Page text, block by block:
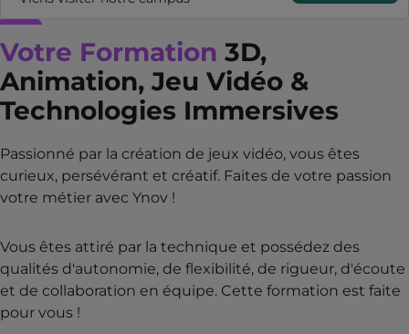
Votre Formation 3D,
Animation, Jeu Vidéo &
Technologies Immersives
Passionné par la création de jeux vidéo, vous êtes
curieux, persévérant et créatif. Faites de votre passion
votre métier avec Ynov !
Vous êtes attiré par la technique et possédez des
qualités d'autonomie, de flexibilité, de rigueur, d'écoute
et de collaboration en équipe. Cette formation est faite
pour vous !